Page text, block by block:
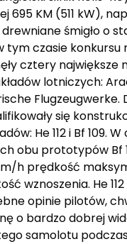
695 KM (511 kW),
śmigło o
tym czasie konkursu
cztery największe
lotniczych:
Flugzeugwerke.
się
He 112 i Bf 109.
obu prototypów Bf
h prędkość
wznoszenia. He
opinie pilotów,
o bardzo dobrej
samolotu